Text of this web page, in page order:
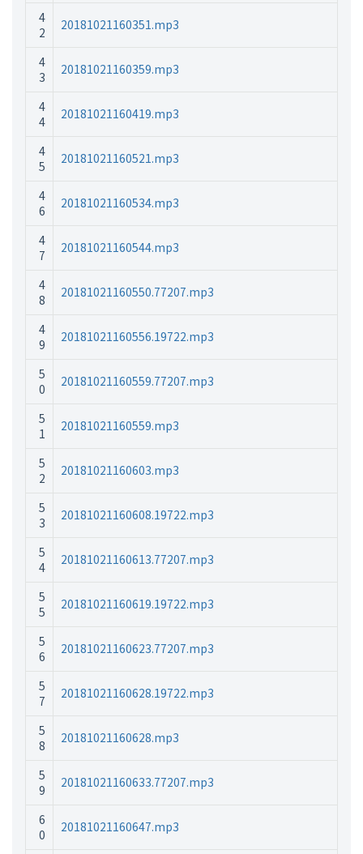
4
2
20181021160351.mp3
4
3
20181021160359.mp3
4
4
20181021160419.mp3
4
5
20181021160521.mp3
4
6
20181021160534.mp3
4
7
20181021160544.mp3
4
8
20181021160550.77207.mp3
4
9
20181021160556.19722.mp3
5
0
20181021160559.77207.mp3
5
1
20181021160559.mp3
5
2
20181021160603.mp3
5
3
20181021160608.19722.mp3
5
4
20181021160613.77207.mp3
5
5
20181021160619.19722.mp3
5
6
20181021160623.77207.mp3
5
7
20181021160628.19722.mp3
5
8
20181021160628.mp3
5
9
20181021160633.77207.mp3
6
0
20181021160647.mp3